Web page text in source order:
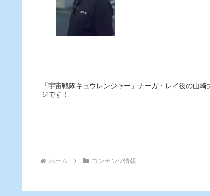
「宇宙戦隊キュウレンジャー」ナーガ・レイ役の山
ジです！
ホーム コンテンツ情報